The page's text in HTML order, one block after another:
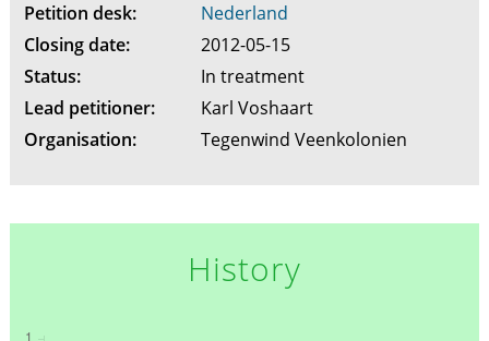
Petition desk:
Nederland
Closing date:
2012-05-15
Status:
In treatment
Lead petitioner:
Karl Voshaart
Organisation:
Tegenwind Veenkolonien
History